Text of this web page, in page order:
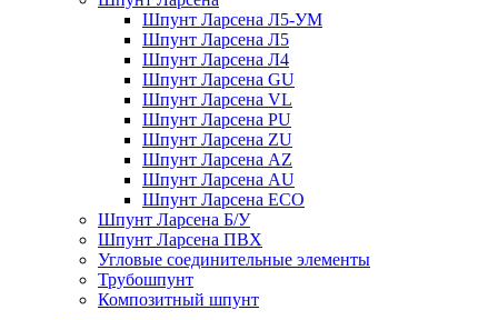
Шпунт Ларсена Л5-УМ
Шпунт Ларсена Л5
Шпунт Ларсена Л4
Шпунт Ларсена GU
Шпунт Ларсена VL
Шпунт Ларсена PU
Шпунт Ларсена ZU
Шпунт Ларсена AZ
Шпунт Ларсена AU
Шпунт Ларсена ECO
Шпунт Ларсена Б/У
Шпунт Ларсена ПВХ
Угловые соединительные элементы
Трубошпунт
Композитный шпунт